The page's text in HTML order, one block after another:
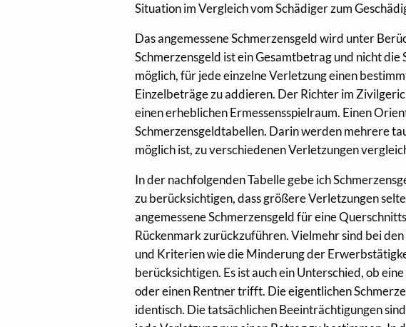
Situation im Vergleich vom Schädiger zum
Das angemessene Schmerzensgeld wird unter
Schmerzensgeld ist ein Gesamtbetrag und nicht
möglich, für jede einzelne Verletzung einen
Einzelbeträge zu addieren. Der Richter im
einen erheblichen Ermessensspielraum. Einen
Schmerzensgeldtabellen. Darin werden mehrere
möglich ist, zu verschiedenen Verletzungen
In der nachfolgenden Tabelle gebe ich
zu berücksichtigen, dass größere Verletzungen
angemessene Schmerzensgeld für eine
Rückenmark zurückzuführen. Vielmehr sind bei
und Kriterien wie die Minderung der
berücksichtigen. Es ist auch ein Unterschied, ob
oder einen Rentner trifft. Die eigentlichen
identisch. Die tatsächlichen Beeinträchtigungen